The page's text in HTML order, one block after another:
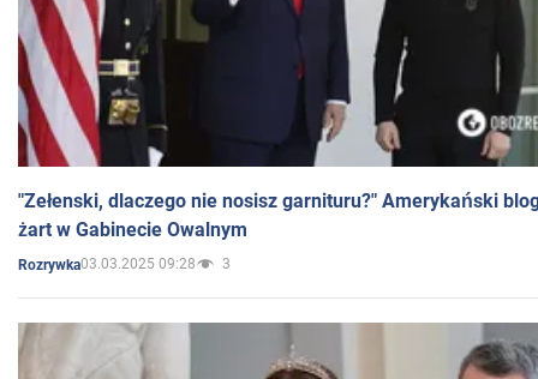
"Zełenski, dlaczego nie nosisz garnituru?" Amerykański
żart w Gabinecie Owalnym
Rozrywka03.03.2025 09:28 3